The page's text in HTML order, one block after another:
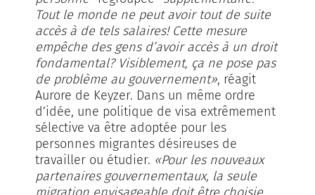
Tout le monde ne peut avoir tout de suite
accès à de tels salaires! Cette mesure
empêche des gens d’avoir accès à un droit
fondamental? Visiblement, ça ne pose pas
de problème au gouvernement», ré­agit
Aurore de Keyzer. Dans un même ordre
d’idée, une politique de visa extrêmement
sélective va être adoptée pour les
personnes migrantes dési­reuses de
travailler ou étudier. «Pour les nouveaux
partenai­res gouvernemen­taux, la seule
migrati­on envisa­gea­ble doit être choisie,